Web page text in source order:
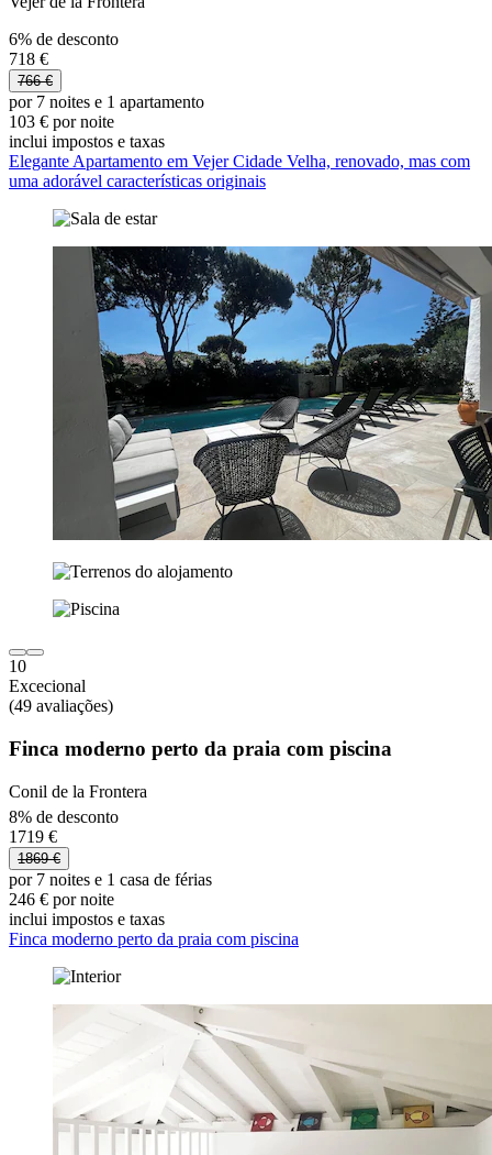
6% de desconto
718 €
766 €
por 7 noites e 1 apartamento
103 € por noite
inclui impostos e taxas
Elegante Apartamento em Vejer Cidade Velha, renovado, mas com
uma adorável características originais
10
Excecional
(49 avaliações)
Finca moderno perto da praia com piscina
Conil de la Frontera
8% de desconto
1719 €
1869 €
por 7 noites e 1 casa de férias
246 € por noite
inclui impostos e taxas
Finca moderno perto da praia com piscina